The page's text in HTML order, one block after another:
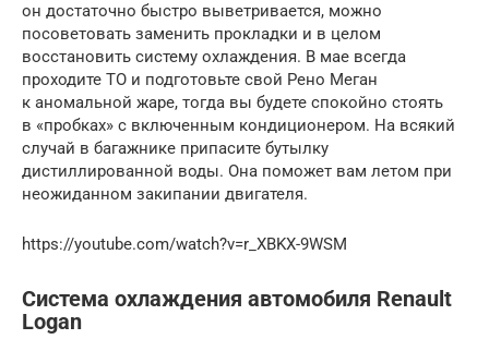
он достаточно быстро выветривается, можно
посоветовать заменить прокладки и в целом
восстановить систему охлаждения. В мае всегда
проходите ТО и подготовьте свой Рено Меган
к аномальной жаре, тогда вы будете спокойно стоять
в «пробках» с включенным кондиционером. На всякий
случай в багажнике припасите бутылку
дистиллированной воды. Она поможет вам летом при
неожиданном закипании двигателя.
https://youtube.com/watch?v=r_XBKX-9WSM
Система охлаждения автомобиля Renault
Logan